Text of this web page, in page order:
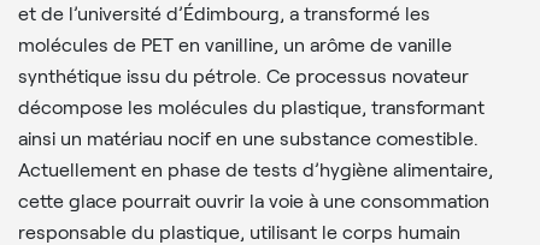
et de l’université d’Édimbourg, a transformé les
molécules de PET en vanilline, un arôme de vanille
synthétique issu du pétrole. Ce processus novateur
décompose les molécules du plastique, transformant
ainsi un matériau nocif en une substance comestible.
Actuellement en phase de tests d’hygiène alimentaire,
cette glace pourrait ouvrir la voie à une consommation
responsable du plastique, utilisant le corps humain